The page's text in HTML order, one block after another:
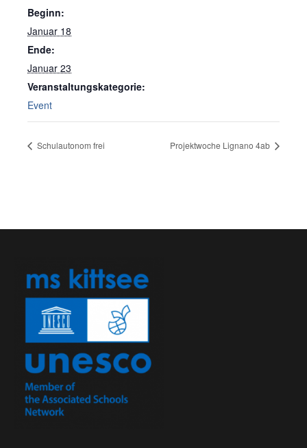
Beginn:
Januar 18
Ende:
Januar 23
Veranstaltungskategorie:
Event
Schulautonom frei Projektwoche Lignano 4ab